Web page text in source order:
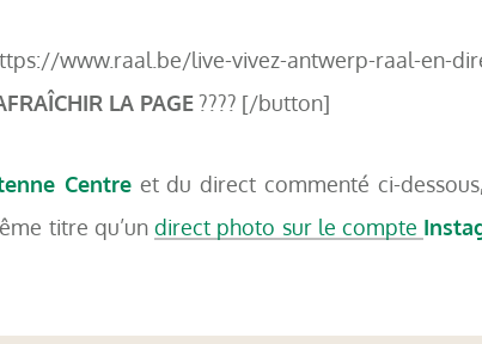
www.raal.be/live-vivez-antwerp-raal-en-
LA PAGE???? [/button]
Centreet du direct commenté ci-
titre qu’undirect photo sur le compte